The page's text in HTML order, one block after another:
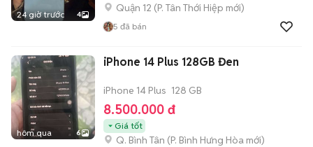
24 giờ trước 4
Quận 12 (P. Tân Thới Hiệp mới)
5 đã bán
hôm qua 6
iPhone 14 Plus 128GB Đen
iPhone 14 Plus 128 GB
8.500.000 đ
Giá tốt
Q. Bình Tân (P. Bình Hưng Hòa mới)